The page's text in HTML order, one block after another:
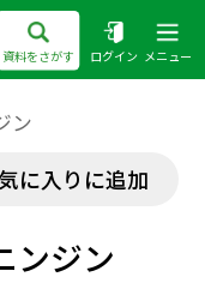
資料をさがす ログイン メニュー
ン
に入りに追加
ンジン